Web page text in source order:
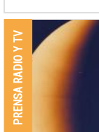
PRENSA RADIO Y TV